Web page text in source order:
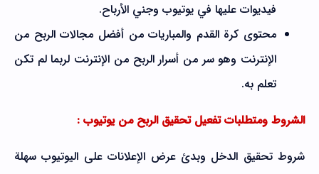
فيديوات عليها في يوتيوب وجني الأرباح.
محتوى كرة القدم والمباريات من أفضل مجالات الربح من
الإنترنت وهو سر من أسرار الربح من الإنترنت لربما لم تكن
تعلم به.
الشروط ومتطلبات تفعيل تحقيق الربح من يوتيوب :
شروط تحقيق الدخل وبدئ عرض الإعلانات على اليوتيوب سهلة